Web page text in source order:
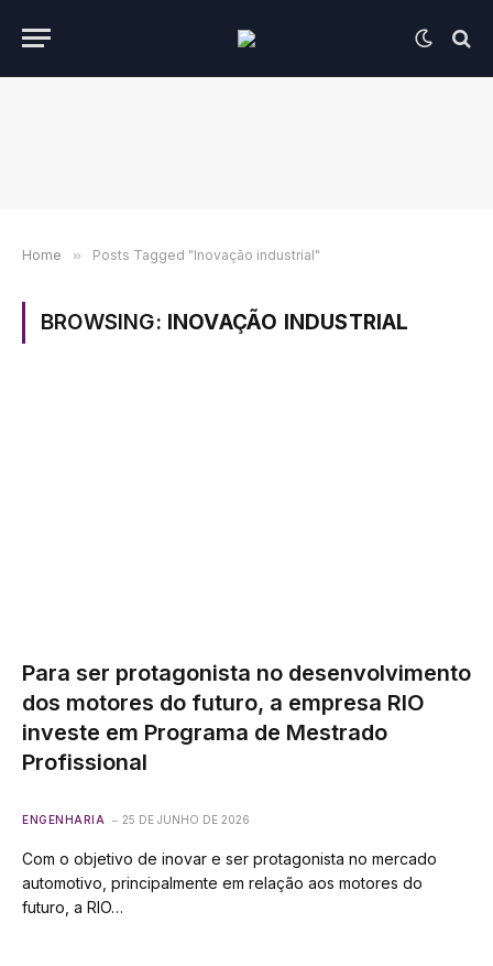
Home » Posts Tagged "Inovação industrial"
BROWSING: INOVAÇÃO INDUSTRIAL
Para ser protagonista no desenvolvimento
dos motores do futuro, a empresa RIO
investe em Programa de Mestrado
Profissional
ENGENHARIA 25 DE JUNHO DE 2026
Com o objetivo de inovar e ser protagonista no mercado
automotivo, principalmente em relação aos motores do
futuro, a RIO…